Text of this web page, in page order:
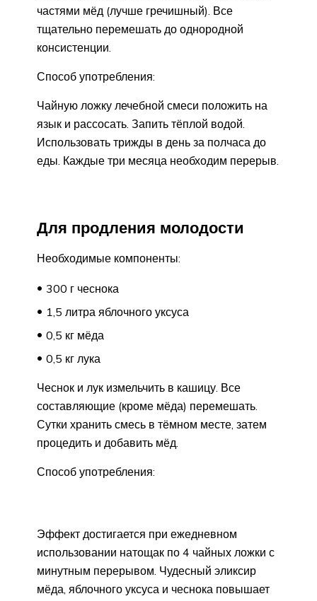
частями мёд (лучше гречишный). Все
тщательно перемешать до однородной
консистенции.
Способ употребления:
Чайную ложку лечебной смеси положить на
язык и рассосать. Запить тёплой водой.
Использовать трижды в день за полчаса до
еды. Каждые три месяца необходим перерыв.
Для продления молодости
Необходимые компоненты:
300 г чеснока
1,5 литра яблочного уксуса
0,5 кг мёда
0,5 кг лука
Чеснок и лук измельчить в кашицу. Все
составляющие (кроме мёда) перемешать.
Сутки хранить смесь в тёмном месте, затем
процедить и добавить мёд.
Способ употребления:
Эффект достигается при ежедневном
использовании натощак по 4 чайных ложки с
минутным перерывом. Чудесный эликсир
мёда, яблочного уксуса и чеснока повышает